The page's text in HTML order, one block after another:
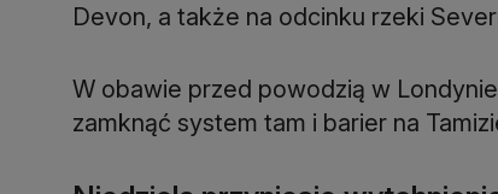
Devon, a także na odcinku rzeki
W obawie przed powodzią w
zamknąć system tam i barier na